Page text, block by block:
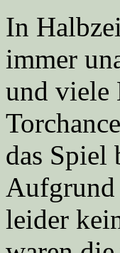
In
immer
und viele
das Spiel
Aufgrund
leider